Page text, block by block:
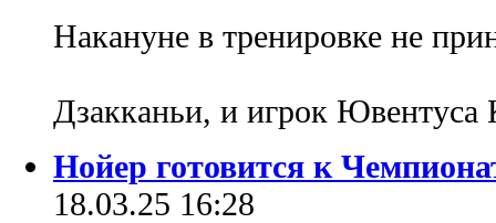
Накануне в тренировке не
Дзакканьи, и игрок Ювентуса
Нойер готовится к
18.03.25 16:28